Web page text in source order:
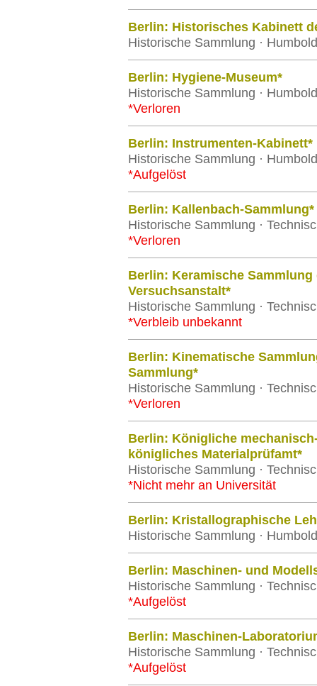
Berlin: Historisches Kabinett
Historische Sammlung ·
Berlin: Hygiene-Museum*
Historische Sammlung ·
*Verloren
Berlin: Instrumenten-Kabinett*
Historische Sammlung ·
*Aufgelöst
Berlin: Kallenbach-Sammlung*
Historische Sammlung ·
*Verloren
Berlin: Keramische
Versuchsanstalt*
Historische Sammlung ·
*Verbleib unbekannt
Berlin: Kinematische
Sammlung*
Historische Sammlung ·
*Verloren
Berlin: Königliche
königliches Materialprüfamt*
Historische Sammlung ·
*Nicht mehr an Universität
Berlin: Kristallographische
Historische Sammlung ·
Berlin: Maschinen- und
Historische Sammlung ·
*Aufgelöst
Berlin: Maschinen-
Historische Sammlung ·
*Aufgelöst